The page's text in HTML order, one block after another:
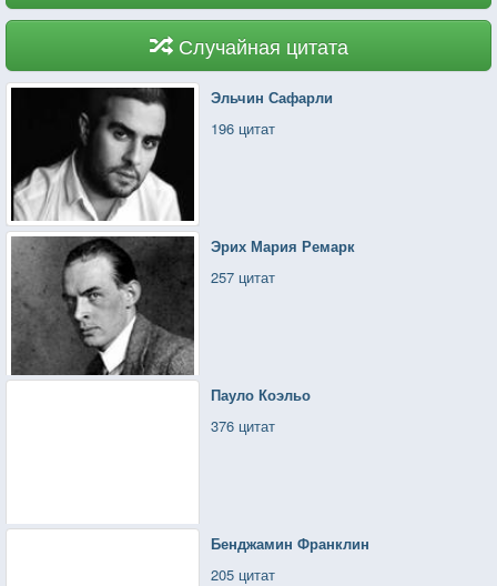
Случайная цитата
Эльчин Сафарли
196 цитат
Эрих Мария Ремарк
257 цитат
Пауло Коэльо
376 цитат
Бенджамин Франклин
205 цитат